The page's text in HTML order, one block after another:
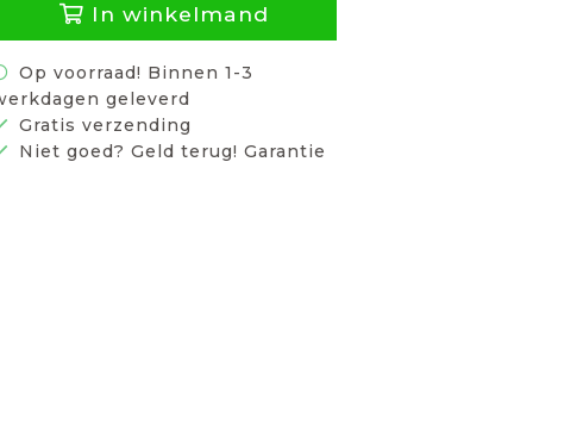
In winkelmand
Op voorraad! Binnen 1-3
geleverd
Gratis verzending
Niet goed? Geld terug! Garantie